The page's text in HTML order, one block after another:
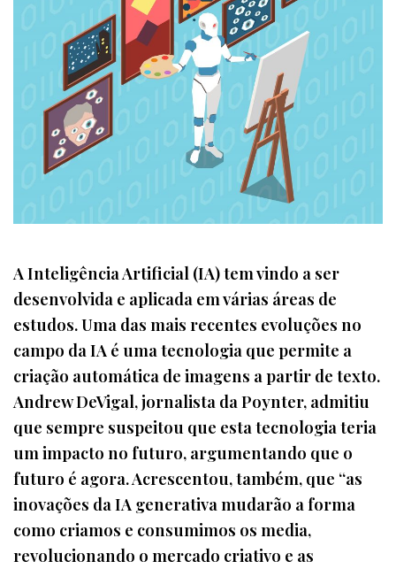
A Inteligência Artificial (IA) tem vindo a ser
desenvolvida e aplicada em várias áreas de
estudos. Uma das mais recentes evoluções no
campo da IA é uma tecnologia que permite a
criação automática de imagens a partir de texto.
Andrew DeVigal, jornalista da Poynter, admitiu
que sempre suspeitou que esta tecnologia teria
um impacto no futuro, argumentando que o
futuro é agora. Acrescentou, também, que “as
inovações da IA generativa mudarão a forma
como criamos e consumimos os media,
revolucionando o mercado criativo e as